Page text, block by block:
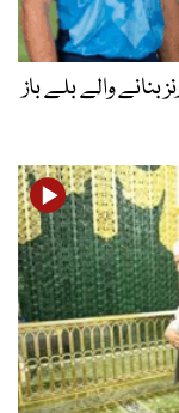
رنز بنانے والے بلے باز